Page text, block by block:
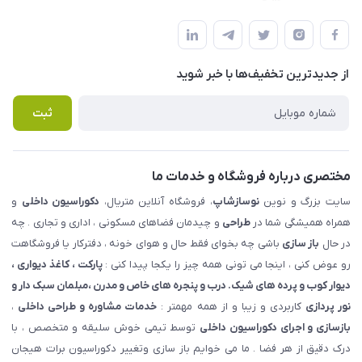
املاک مدنی - نوساز شاپ
لیست محصولات
درباره ما
قوانین و مقررات
حریم خصوصی
راهنما
پرسش های متداول
از جدید‌ترین تخفیف‌ها با‌ خبر شوید
ثبت
مختصری درباره فروشگاه و خدمات ما
سایت بزرگ و نویننوسازشاپ، فروشگاه آنلاین متریال، دکوراسیون داخلی و
همراه همیشگی شما درطراحی و چیدمان فضاهای مسکونی ، اداری و تجاری . چه
در حال باز سازی باشی چه بخوای فقط حال و هوای خونه ، دفترکار یا فروشگاهت
رو عوض کنی ، اینجا می تونی همه چیز را یکجا پیدا کنی :پارکت ، کاغذ دیواری ،
دیوار کوب و پرده های شیک. درب و پنجره های خاص و مدرن ،مبلمان سبک دار و
نور پردازی کاربردی و زیبا و از همه مهمتر : خدمات مشاوره و طراحی داخلی ،
بازسازی و اجرای دکوراسیون داخلی توسط تیمی خوش سلیقه و متخصص ، با
درک دقیق از هر فضا . ما می خوایم باز سازی وتغییر دکوراسیون برات هیجان